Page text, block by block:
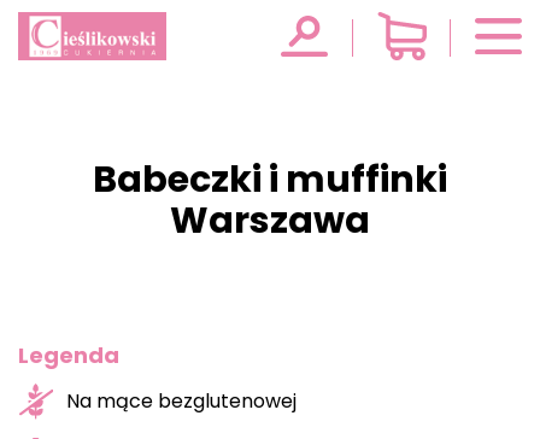
Babeczki i muffinki
Warszawa
Legenda
Na mące bezglutenowej